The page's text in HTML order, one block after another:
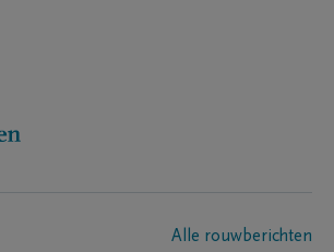
Alle rouwberichten